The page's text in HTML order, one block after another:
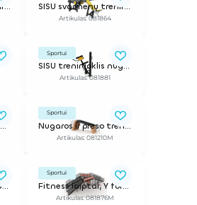
SISU svarmenų treniruoklis pečių juostai SISU svarmenų treniruoklis krūtinės ir tricepso raumenims
Artikulas: 081864
Sportui
SISU treniruoklis nugaros raumenims
Artikulas: 081881
Lauko treniruoklių rinkinys L
Sportui
Nugaros ir preso treniruoklis
Artikulas: 081210M
Gimnastikos treniruoklis su kopėčiomis ir žiedais
Sportui
Fitness laiptai, Y formos, kairės pusės versija
Artikulas: 081876M